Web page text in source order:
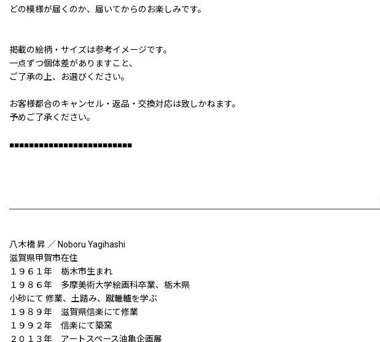
どの模様が届くのか、届いてからのお楽しみです。
掲載の絵柄・サイズは参考イメージです。
一点ずつ個体差がありますこと、
ご了承の上、お選びください。
お客様都合のキャンセル・返品・交換対応は致しかねます。
予めご了承ください。
■■■■■■■■■■■■■■■■■■■■■■■■■
八木橋 昇 ／ Noboru Yagihashi
滋賀県甲賀市在住
１９６１年 栃木市生まれ
１９８６年 多摩美術大学絵画科卒業、栃木県
小砂にて 修業、土踏み、蹴轆轤を学ぶ
１９８９年 滋賀県信楽にて修業
１９９２年 信楽にて築窯
２０１３年 アートスペース油亀企画展